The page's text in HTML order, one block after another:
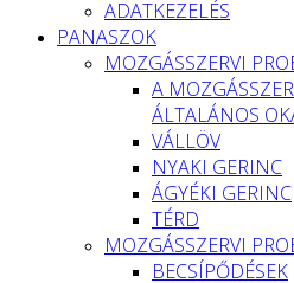
ADATKEZELÉS
PANASZOK
MOZGÁSSZERVI
A
ÁLTALÁNOS
VÁLLÖV
NYAKI GERINC
ÁGYÉKI GERINC
TÉRD
MOZGÁSSZERVI
BECSÍPŐDÉSEK